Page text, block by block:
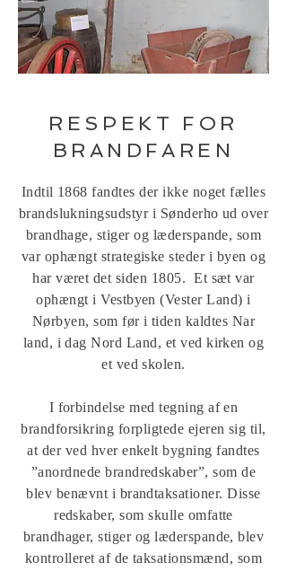
RESPEKT FOR
BRANDFAREN
Indtil 1868 fandtes der ikke noget fælles
brandslukningsudstyr i Sønderho ud over
brandhage, stiger og læderspande, som
var ophængt strategiske steder i byen og
har været det siden 1805. Et sæt var
ophængt i Vestbyen (Vester Land) i
Nørbyen, som før i tiden kaldtes Nar
land, i dag Nord Land, et ved kirken og
et ved skolen.
I forbindelse med tegning af en
brandforsikring forpligtede ejeren sig til,
at der ved hver enkelt bygning fandtes
”anordnede brandredskaber”, som de
blev benævnt i brandtaksationer. Disse
redskaber, som skulle omfatte
brandhager, stiger og læderspande, blev
kontrolleret af de taksationsmænd, som